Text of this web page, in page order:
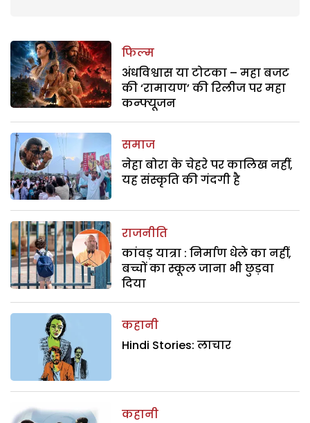
फिल्म
अंधविश्वास या टोटका – महा बजट
की ‘रामायण’ की रिलीज पर महा
कन्फ्यूजन
समाज
नेहा बोरा के चेहरे पर कालिख नहीं,
यह संस्कृति की गंदगी है
राजनीति
कांवड़ यात्रा : निर्माण धेले का नहीं,
बच्चों का स्कूल जाना भी छुड़वा
दिया
कहानी
Hindi Stories: लाचार
कहानी